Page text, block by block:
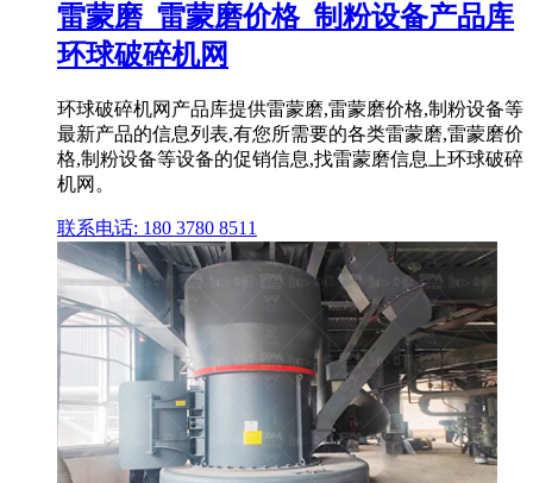
雷蒙磨_雷蒙磨价格_制粉设备产品库
环球破碎机网
环球破碎机网产品库提供雷蒙磨,雷蒙磨价格,制粉设备等
最新产品的信息列表,有您所需要的各类雷蒙磨,雷蒙磨价
格,制粉设备等设备的促销信息,找雷蒙磨信息上环球破碎
机网。
联系电话: 180 3780 8511